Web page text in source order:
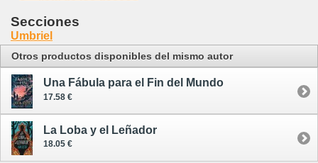
Secciones
Umbriel
Otros productos disponibles del mismo autor
Una Fábula para el Fin del Mundo
17.58 €
La Loba y el Leñador
18.05 €